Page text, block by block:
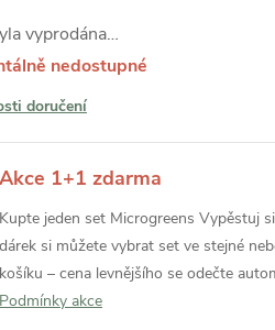
vyprodána…
nedostupné
doručení
Akce 1+1 zdarma
Kupte jeden set Microgreens Vypěstuj
dárek si můžete vybrat set ve stejné
košíku – cena levnějšího se odečte
Podmínky akce